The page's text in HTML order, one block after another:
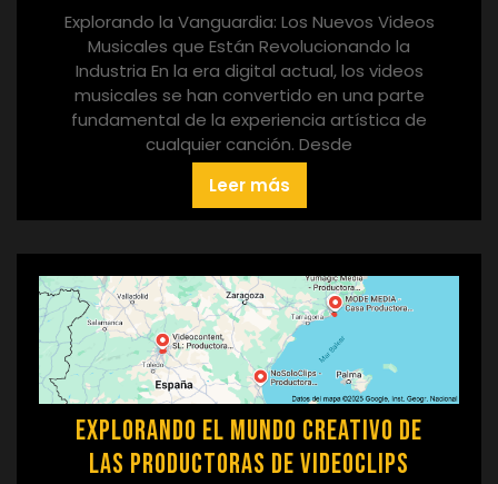
Explorando la Vanguardia: Los Nuevos Videos
Musicales que Están Revolucionando la
Industria En la era digital actual, los videos
musicales se han convertido en una parte
fundamental de la experiencia artística de
cualquier canción. Desde
Leer más
Explorando el Mundo Creativo de
las Productoras de Videoclips